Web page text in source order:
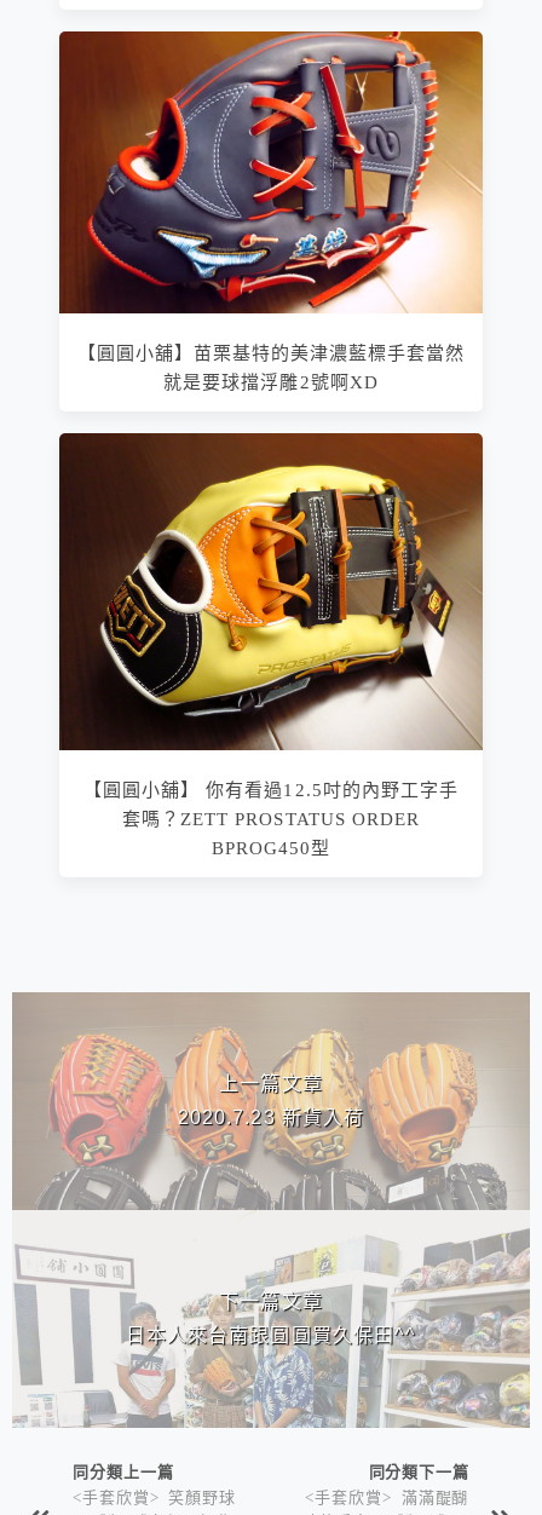
【圓圓小舖】苗栗基特的美津濃藍標手套當然
就是要球擋浮雕2號啊XD
【圓圓小舖】 你有看過12.5吋的內野工字手
套嗎？ZETT PROSTATUS ORDER
BPROG450型
上一篇文章
2020.7.23 新貨入荷
下一篇文章
日本人來台南跟圓圓買久保田^^
同分類上一篇
<手套欣賞> 笑顏野球
同分類下一篇
<手套欣賞> 滿滿醍醐